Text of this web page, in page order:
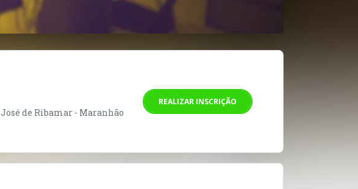
de Ribamar - Maranhão
REALIZAR INSCRIÇÃO